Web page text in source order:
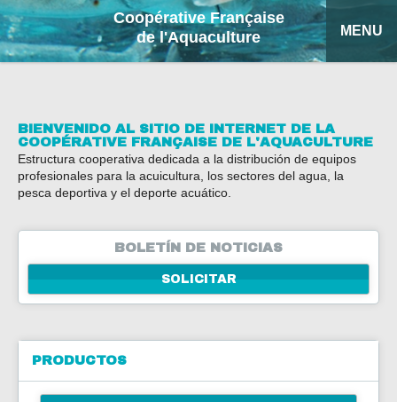
Coopérative Française
de l'Aquaculture
MENU
PRODUCTOS
FICHAS EXPLICATIVAS
MI COTIZACIÓN
BUSCAR
FRANÇAIS
ENGLISH
BIENVENIDO AL SITIO DE INTERNET DE LA
COOPÉRATIVE FRANÇAISE DE L'AQUACULTURE
Estructura cooperativa dedicada a la distribución de equipos
profesionales para la acuicultura, los sectores del agua, la
pesca deportiva y el deporte acuático.
BOLETÍN DE NOTICIAS
SOLICITAR
PRODUCTOS